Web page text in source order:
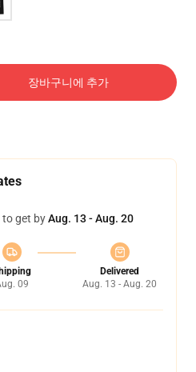
장바구니에 추가
to get byAug. 13 - Aug. 20
09
Delivered
Aug. 13 - Aug. 20